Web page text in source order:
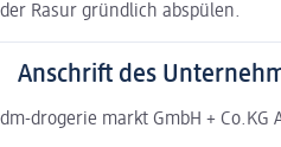
der Rasur gründlich abspülen.
Anschrift des
dm-drogerie markt GmbH + Co.KG